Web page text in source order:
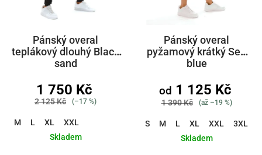
Pánský overal
teplákový dlouhý Black
sand
1 750 Kč
2 125 Kč (–17 %)
M L XL
XXL
Skladem
Pánský overal
pyžamový krátký Sea
blue
od 1 125 Kč
1 390 Kč (až –19 %)
S M L XL XXL 3XL
Skladem